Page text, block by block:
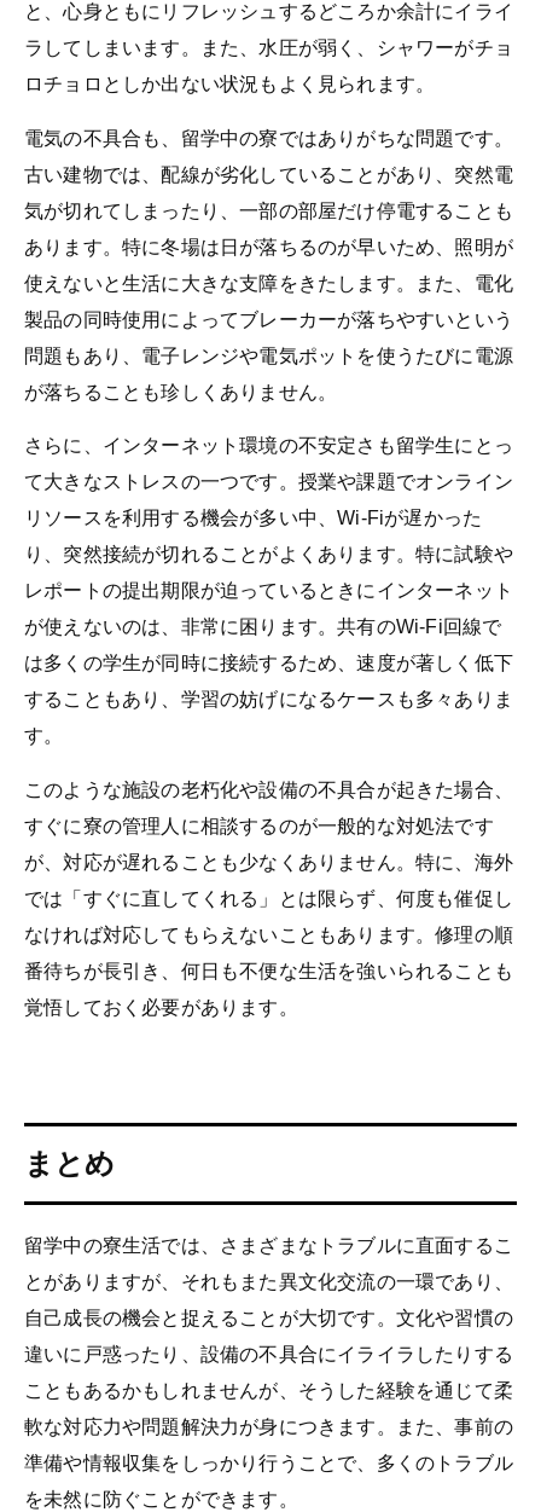
と、心身ともにリフレッシュするどころか余計にイライ
ラしてしまいます。また、水圧が弱く、シャワーがチョ
ロチョロとしか出ない状況もよく見られます。
電気の不具合も、留学中の寮ではありがちな問題です。
古い建物では、配線が劣化していることがあり、突然電
気が切れてしまったり、一部の部屋だけ停電することも
あります。特に冬場は日が落ちるのが早いため、照明が
使えないと生活に大きな支障をきたします。また、電化
製品の同時使用によってブレーカーが落ちやすいという
問題もあり、電子レンジや電気ポットを使うたびに電源
が落ちることも珍しくありません。
さらに、インターネット環境の不安定さも留学生にとっ
て大きなストレスの一つです。授業や課題でオンライン
リソースを利用する機会が多い中、Wi-Fiが遅かった
り、突然接続が切れることがよくあります。特に試験や
レポートの提出期限が迫っているときにインターネット
が使えないのは、非常に困ります。共有のWi-Fi回線で
は多くの学生が同時に接続するため、速度が著しく低下
することもあり、学習の妨げになるケースも多々ありま
す。
このような施設の老朽化や設備の不具合が起きた場合、
すぐに寮の管理人に相談するのが一般的な対処法です
が、対応が遅れることも少なくありません。特に、海外
では「すぐに直してくれる」とは限らず、何度も催促し
なければ対応してもらえないこともあります。修理の順
番待ちが長引き、何日も不便な生活を強いられることも
覚悟しておく必要があります。
まとめ
留学中の寮生活では、さまざまなトラブルに直面するこ
とがありますが、それもまた異文化交流の一環であり、
自己成長の機会と捉えることが大切です。文化や習慣の
違いに戸惑ったり、設備の不具合にイライラしたりする
こともあるかもしれませんが、そうした経験を通じて柔
軟な対応力や問題解決力が身につきます。また、事前の
準備や情報収集をしっかり行うことで、多くのトラブル
を未然に防ぐことができます。